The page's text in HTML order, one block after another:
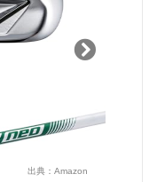
出典： Amazon